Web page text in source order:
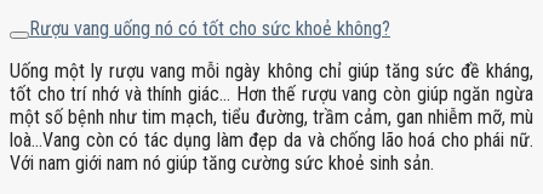
Rượu vang uống nó có tốt cho sức khoẻ không?
Uống một ly rượu vang mỗi ngày không chỉ giúp tăng sức đề kháng,
tốt cho trí nhớ và thính giác… Hơn thế rượu vang còn giúp ngăn ngừa
một số bệnh như tim mạch, tiểu đường, trầm cảm, gan nhiễm mỡ, mù
loà…Vang còn có tác dụng làm đẹp da và chống lão hoá cho phái nữ.
Với nam giới nam nó giúp tăng cường sức khoẻ sinh sản.